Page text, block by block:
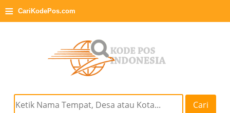
≡ CariKodePos.com
Cari